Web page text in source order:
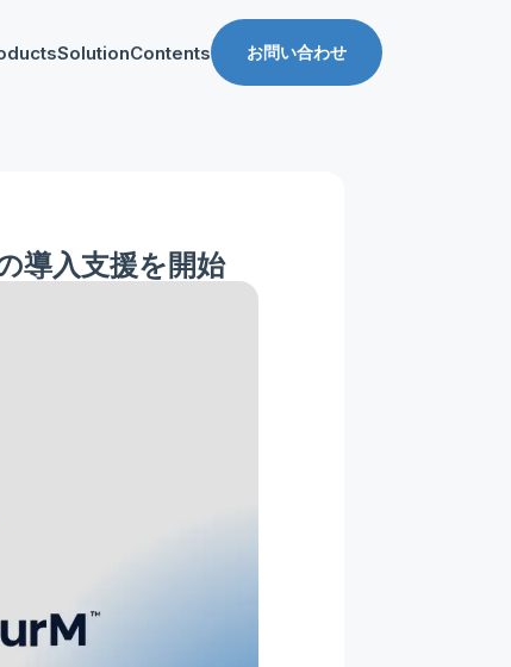
Solution
マーケティング支援
Contents お問い合わせ
導入支援を開始